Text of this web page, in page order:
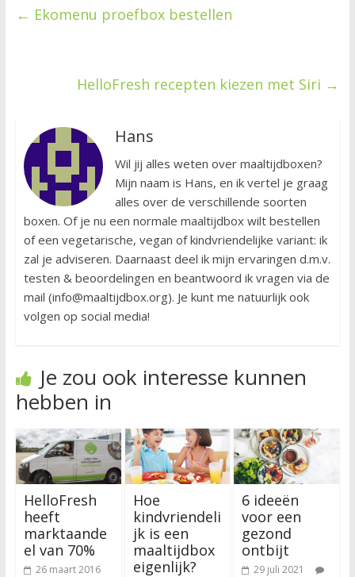
← Ekomenu proefbox bestellen
HelloFresh recepten kiezen met Siri →
Hans
Wil jij alles weten over maaltijdboxen?
Mijn naam is Hans, en ik vertel je graag
alles over de verschillende soorten
boxen. Of je nu een normale maaltijdbox wilt bestellen
of een vegetarische, vegan of kindvriendelijke variant: ik
zal je adviseren. Daarnaast deel ik mijn ervaringen d.m.v.
testen & beoordelingen en beantwoord ik vragen via de
mail (info@maaltijdbox.org). Je kunt me natuurlijk ook
volgen op social media!
Je zou ook interesse kunnen
hebben in
HelloFresh
heeft
marktaande
el van 70%
26 maart 2016
Hoe
kindvriendeli
jk is een
maaltijdbox
eigenlijk?
6 ideeën
voor een
gezond
ontbijt
29 juli 2021